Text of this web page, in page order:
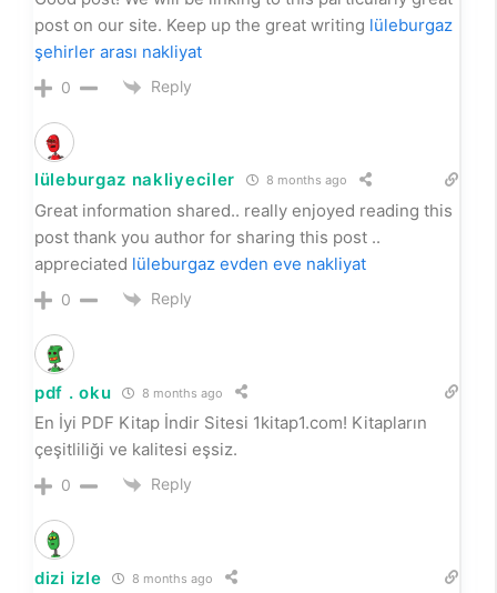
post on our site. Keep up the great writing lüleburgaz
şehirler arası nakliyat
0 Reply
lüleburgaz nakliyeciler 8 months ago
Great information shared.. really enjoyed reading this
post thank you author for sharing this post ..
appreciated lüleburgaz evden eve nakliyat
0 Reply
pdf . oku 8 months ago
En İyi PDF Kitap İndir Sitesi 1kitap1.com! Kitapların
çeşitliliği ve kalitesi eşsiz.
0 Reply
dizi izle 8 months ago